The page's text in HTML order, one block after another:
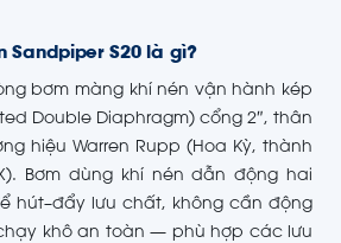
Sandpiper S20 là gì?
bơm màng khí nén vận hành kép
Double Diaphragm) cổng 2″, thân
hiệu Warren Rupp (Hoa Kỳ, thành
Bơm dùng khí nén dẫn động hai
hút–đẩy lưu chất, không cần động
khô an toàn — phù hợp các lưu